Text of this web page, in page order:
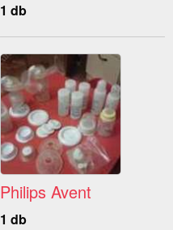
1 db
Philips Avent
1 db